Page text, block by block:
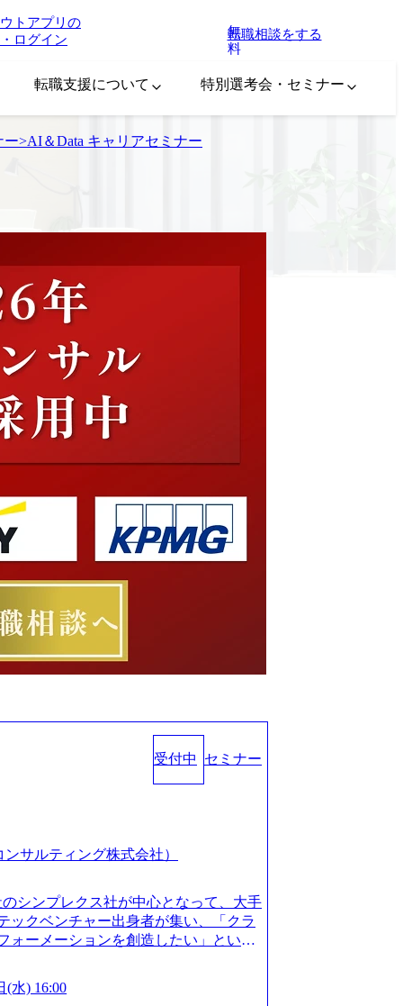
トアプリの
ログイン
無
料
転職相談をする
転職支援について 特別選考会・セミナー
>AI＆Data キャリアセミナー
受付中 セミナー
サルティング株式会社）
シンプレクス社が中心となって、大手
ックベンチャー出身者が集い、「クラ
ォーメーションを創造したい」という
ってFintech業界を中心に最先端テクノ
ウを活かしつつ、あらゆる業種・業
(水) 16:00